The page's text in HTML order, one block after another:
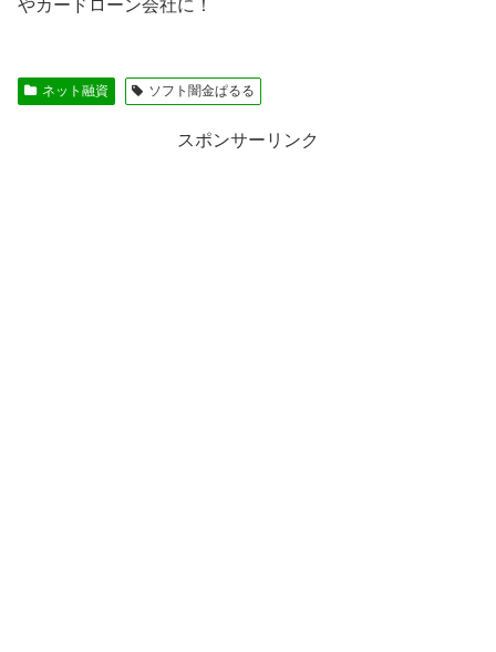
やカードローン会社に！
ネット融資 ソフト闇金ぱるる
スポンサーリンク